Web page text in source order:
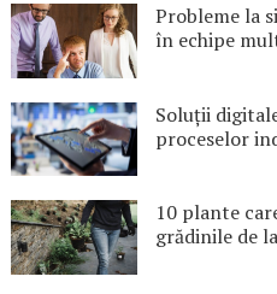
Probleme la
în echipe
Soluții
proceselor
10 plante
grădinile de